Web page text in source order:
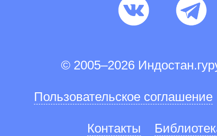
© 2005–2026
Пользовательское соглашение
Контакты